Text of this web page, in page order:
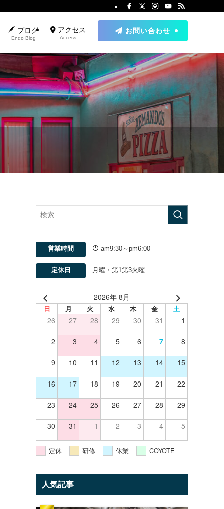
ブログ
Endo Blog
アクセス
Access
お問い合わせ
営業時間 am9:30～pm6:00
定休日 月曜・第1第3火曜
2026年 8月
日 月 火 水 木 金 土
26 27 28 29 30 31 1
2 3 4 5 6 7 8
9 10 11 12 13 14 15
16 17 18 19 20 21 22
23 24 25 26 27 28 29
30 31 1 2 3 4 5
定休 研修 休業 COYOTE
人気記事